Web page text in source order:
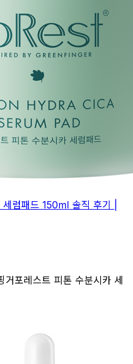
럼패드 150ml 솔직 후기 |
거포레스트 피톤 수분시카 세